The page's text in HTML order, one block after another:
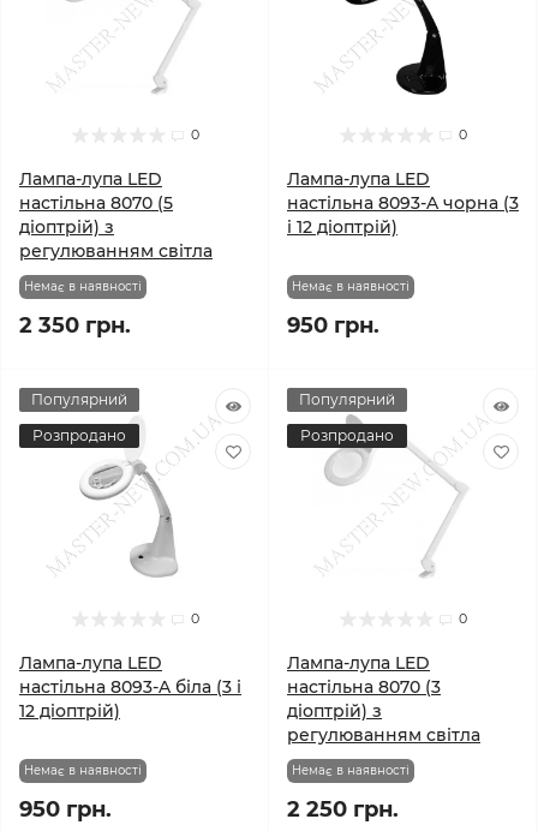
0
Лампа-лупа LED
настільна 8070 (5
діоптрій) з
регулюванням світла
Немає в наявності
2 350 грн.
0
Лампа-лупа LED
настільна 8093-A чорна (3
і 12 діоптрій)
Немає в наявності
950 грн.
Популярний
Розпродано
0
Лампа-лупа LED
настільна 8093-A біла (3 і
12 діоптрій)
Немає в наявності
950 грн.
Популярний
Розпродано
0
Лампа-лупа LED
настільна 8070 (3
діоптрій) з
регулюванням світла
Немає в наявності
2 250 грн.